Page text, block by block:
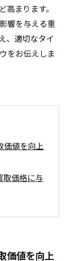
まります。
響を与える重
、適切なタイ
をお伝えしま
価値を向上
取価格に与
の変化と
価値を向上